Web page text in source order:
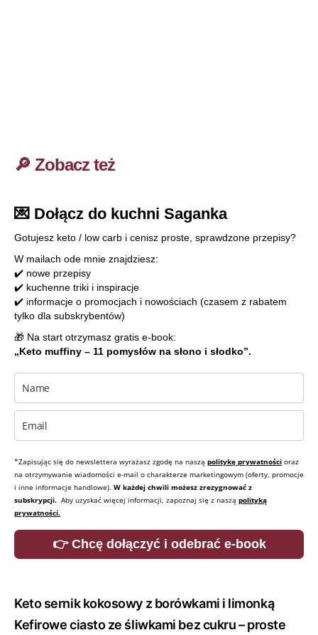
🔎 Zobacz też
💌 Dołącz do kuchni Saganka
Gotujesz keto / low carb i cenisz proste, sprawdzone przepisy?
W mailach ode mnie znajdziesz:
✔️ nowe przepisy
✔️ kuchenne triki i inspiracje
✔️ informacje o promocjach i nowościach (czasem z rabatem
tylko dla subskrybentów)
🎁 Na start otrzymasz gratis e-book:
„Keto muffiny – 11 pomysłów na słono i słodko”.
*Zapisując się do newslettera wyrażasz zgodę na naszą politykę prywatności oraz
na otrzymywanie wiadomości e-mail o charakterze marketingowym (oferty, promocje
i inne informacje handlowe). W każdej chwili możesz zrezygnować z
subskrypcji. Aby uzyskać więcej informacji, zapoznaj się z naszą polityką
prywatności.
👉 Chcę dołączyć i odebrać e-book
Keto sernik kokosowy z borówkami i limonką
Kefirowe ciasto ze śliwkami bez cukru – proste